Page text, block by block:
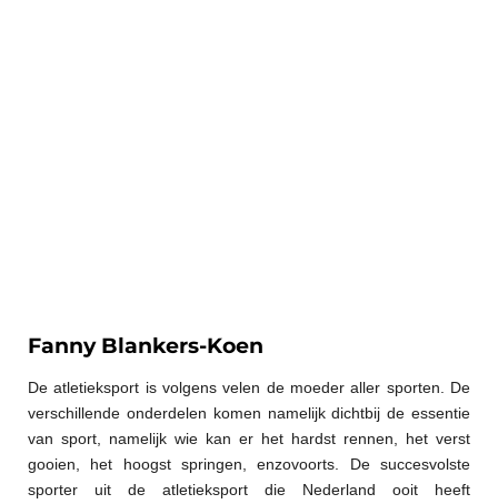
Fanny Blankers-Koen
De atletieksport is volgens velen de moeder aller sporten. De
verschillende onderdelen komen namelijk dichtbij de essentie
van sport, namelijk wie kan er het hardst rennen, het verst
gooien, het hoogst springen, enzovoorts. De succesvolste
sporter uit de atletieksport die Nederland ooit heeft